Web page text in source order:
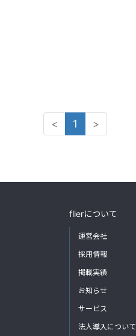
< 1 >
flierについて
運営会社
採用情報
掲載実績
お知らせ
サービス
法人導入について